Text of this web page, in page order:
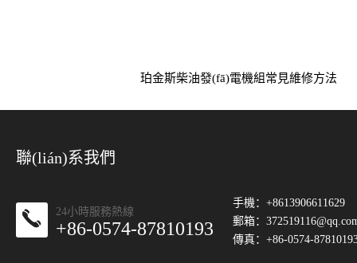
珀金斯柴油發(fā)電機組常見維修方法
聯(lián)系我們
24小時服務熱線
+86-0574-87810193
手機：+8613906611629
郵箱：
傳真：+86-0574-